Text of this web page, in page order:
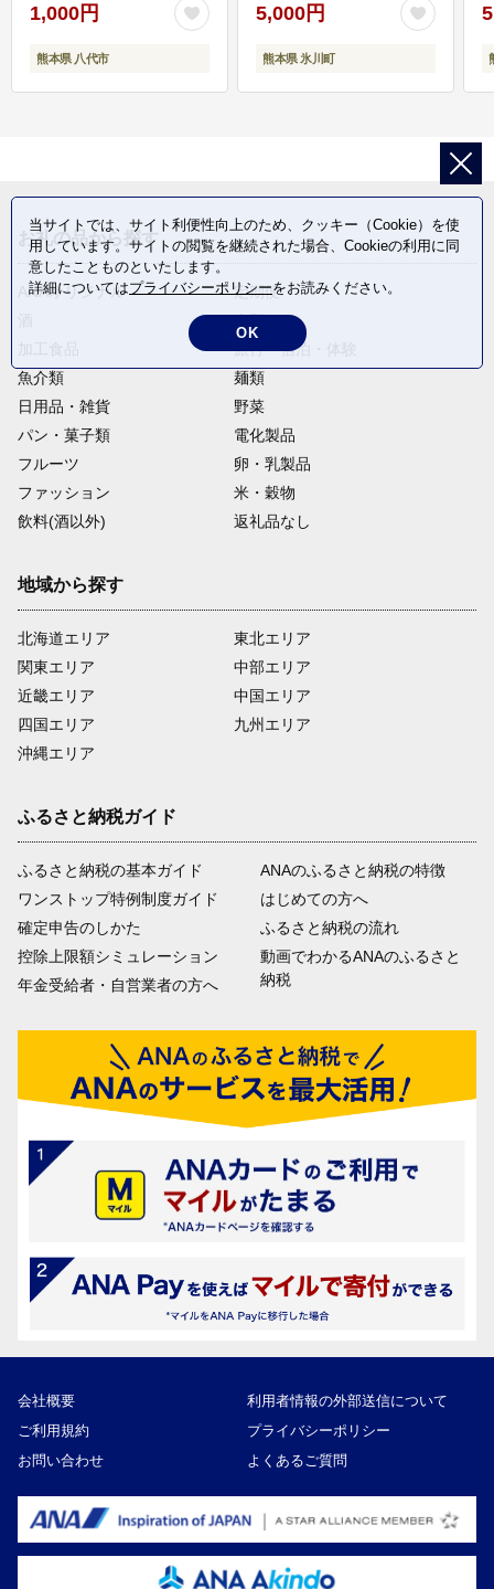
1,000円
熊本県 八代市
5,000円
熊本県 氷川町
お礼の品から探す
ANAオリジナル
定期便
肉類
旅行・宿泊・体験
魚介類
麺類
日用品・雑貨
野菜
パン・菓子類
電化製品
フルーツ
卵・乳製品
ファッション
米・穀物
飲料(酒以外)
返礼品なし
地域から探す
北海道エリア
関東エリア
近畿エリア
四国エリア
沖縄エリア
東北エリア
中部エリア
中国エリア
九州エリア
ふるさと納税ガイド
ふるさと納税の基本ガイド
ワンストップ特例制度ガイド
確定申告のしかた
控除上限額シミュレーション
年金受給者・自営業者の方へ
ANAのふるさと納税の特徴
はじめての方へ
ふるさと納税の流れ
動画でわかるANAのふるさと
納税
会社概要
利用者情報の外部送信について
ご利用規約
プライバシーポリシー
お問い合わせ
よくあるご質問
当サイトでは、サイト利便性向上のため、クッキー（Cookie）を使
用しています。サイトの閲覧を継続された場合、Cookieの利用に同
意したことものといたします。
詳細についてはプライバシーポリシーをお読みください。
OK